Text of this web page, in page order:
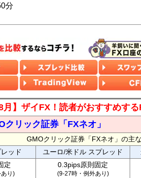
分
月】ザイFX！読者がおすすめす
クリック証券「FXネオ」
GMOクリック証券「FXネオ」の主
ッド
ユーロ/米ドル スプレッド
定
り)
0.3pips原則固定
(9-27時・例外あり)